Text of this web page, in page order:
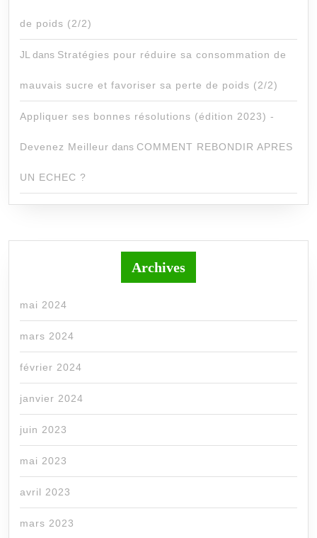
de poids (2/2)
JLdans Stratégies pour réduire sa consommation de
mauvais sucre et favoriser sa perte de poids (2/2)
Appliquer ses bonnes résolutions (édition 2023) -
Devenez Meilleur dans COMMENT REBONDIR APRES
UN ECHEC ?
Archives
mai 2024
mars 2024
février 2024
janvier 2024
juin 2023
mai 2023
avril 2023
mars 2023